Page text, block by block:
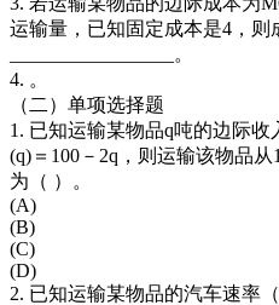
运输量，已知固定成本是4，则
_________________。
4. 。
（二）单项选择题
1. 已知运输某物品q吨的边际
(q)＝100－2q，则运输该物品
为（ ）。
(A)
(B)
(C)
(D)
2. 已知运输某物品的汽车速率